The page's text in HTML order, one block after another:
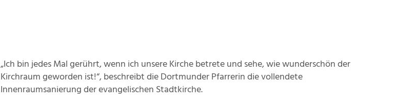
„Ich bin jedes Mal gerührt, wenn ich unsere Kirche betrete und sehe, wie wunderschön der
Kirchraum geworden ist!“, beschreibt die Dortmunder Pfarrerin die vollendete
Innenraumsanierung der evangelischen Stadtkirche.